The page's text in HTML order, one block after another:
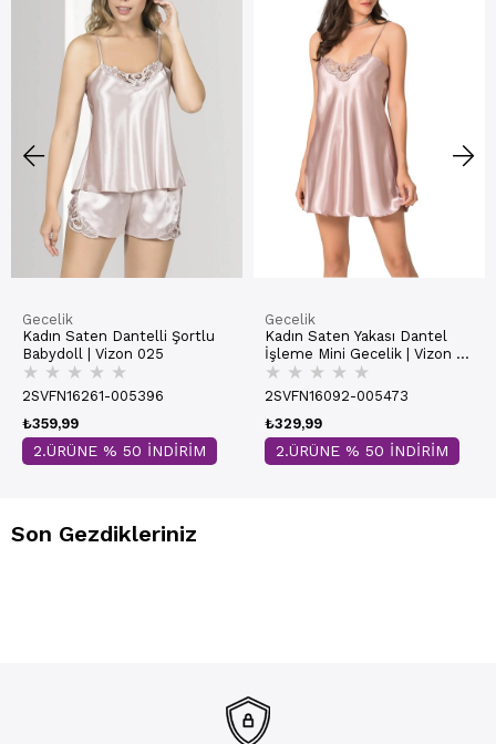
Gecelik
Kadın Saten Dantelli Şortlu
Babydoll | Vizon 025
★ ★ ★ ★ ★
2SVFN16261-005396
₺359,99
2.ÜRÜNE % 50 İNDİRİM
Gecelik
Kadın Saten Yakası Dantel
İşleme Mini Gecelik | Vizon H
005
★ ★ ★ ★ ★
2SVFN16092-005473
₺329,99
2.ÜRÜNE % 50 İNDİRİM
Son Gezdikleriniz